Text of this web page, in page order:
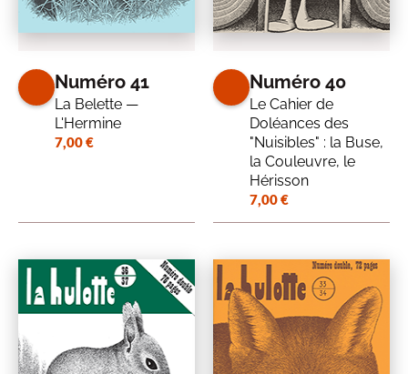
Numéro 41
La Belette —
L'Hermine
7,00€
Numéro 40
Le Cahier de
Doléances des
"Nuisibles" : la Buse,
la Couleuvre, le
Hérisson
7,00€